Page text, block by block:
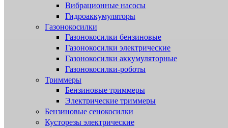
Вибрационные насосы
Гидроаккумуляторы
Газонокосилки
Газонокосилки бензиновые
Газонокосилки электрические
Газонокосилки аккумуляторные
Газонокосилки-роботы
Триммеры
Бензиновые триммеры
Электрические триммеры
Бензиновые сенокосилки
Кусторезы электрические